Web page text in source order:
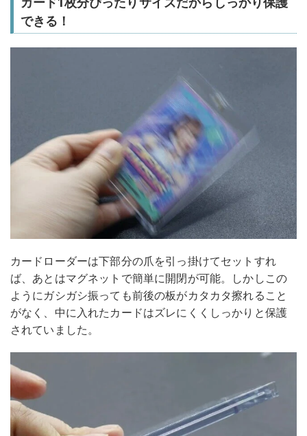
できる！
カードローダーは下部分の爪を引っ掛けてセットすれ
ば、あとはマグネットで簡単に開閉が可能。しかしこの
ようにガシガシ振っても前後の板がカタカタ擦れること
がなく、中に入れたカードはズレにくくしっかりと保護
されていました。